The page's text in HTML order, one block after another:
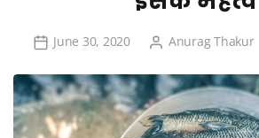
June 30, 2020 Anurag Thakur